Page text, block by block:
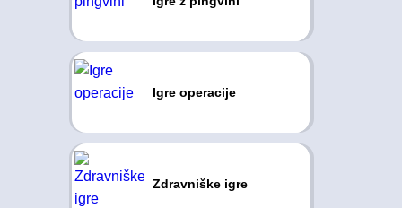
Igre operacije
Zdravniške igre